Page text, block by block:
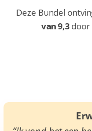
Deze Bundel
van 9,3 door